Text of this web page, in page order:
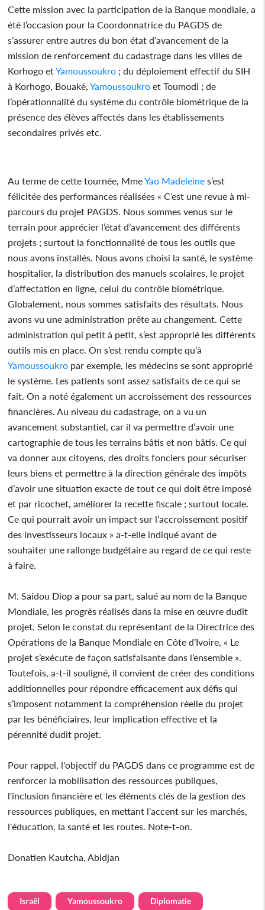
Cette mission avec la participation de la Banque mondiale, a
été l’occasion pour la Coordonnatrice du PAGDS de
s’assurer entre autres du bon état d’avancement de la
mission de renforcement du cadastrage dans les villes de
Korhogo etYamoussoukro ; du déploiement effectif du SIH
à Korhogo, Bouaké,Yamoussoukro et Toumodi ; de
l’opérationnalité du système du contrôle biométrique de la
présence des élèves affectés dans les établissements
secondaires privés etc.
Au terme de cette tournée, MmeYao Madeleine s’est
félicitée des performances réalisées « C’est une revue à mi-
parcours du projet PAGDS. Nous sommes venus sur le
terrain pour apprécier l’état d’avancement des différents
projets ; surtout la fonctionnalité de tous les outils que
nous avons installés. Nous avons choisi la santé, le système
hospitalier, la distribution des manuels scolaires, le projet
d’affectation en ligne, celui du contrôle biométrique.
Globalement, nous sommes satisfaits des résultats. Nous
avons vu une administration prête au changement. Cette
administration qui petit à petit, s’est approprié les différents
outils mis en place. On s’est rendu compte qu’à
Yamoussoukro par exemple, les médecins se sont approprié
le système. Les patients sont assez satisfaits de ce qui se
fait. On a noté également un accroissement des ressources
financières. Au niveau du cadastrage, on a vu un
avancement substantiel, car il va permettre d’avoir une
cartographie de tous les terrains bâtis et non bâtis. Ce qui
va donner aux citoyens, des droits fonciers pour sécuriser
leurs biens et permettre à la direction générale des impôts
d’avoir une situation exacte de tout ce qui doit être imposé
et par ricochet, améliorer la recette fiscale ; surtout locale.
Ce qui pourrait avoir un impact sur l’accroissement positif
des investisseurs locaux » a-t-elle indiqué avant de
souhaiter une rallonge budgétaire au regard de ce qui reste
à faire.
M. Saidou Diop a pour sa part, salué au nom de la Banque
Mondiale, les progrès réalisés dans la mise en œuvre dudit
projet. Selon le constat du représentant de la Directrice des
Opérations de la Banque Mondiale en Côte d’Ivoire, « Le
projet s’exécute de façon satisfaisante dans l’ensemble ».
Toutefois, a-t-il souligné, il convient de créer des conditions
additionnelles pour répondre efficacement aux défis qui
s’imposent notamment la compréhension réelle du projet
par les bénéficiaires, leur implication effective et la
pérennité dudit projet.
Pour rappel, l'objectif du PAGDS dans ce programme est de
renforcer la mobilisation des ressources publiques,
l'inclusion financière et les éléments clés de la gestion des
ressources publiques, en mettant l'accent sur les marchés,
l'éducation, la santé et les routes. Note-t-on.
Donatien Kautcha, Abidjan
Israël Yamoussoukro Diplomatie